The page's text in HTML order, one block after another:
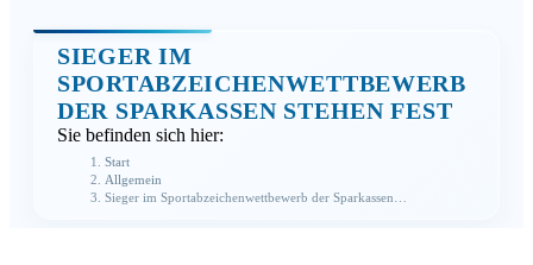
SIEGER IM
SPORTABZEICHEN­WETTBEWERB
DER SPARKASSEN STEHEN FEST
Sie befinden sich hier:
Start
Allgemein
Sieger im Sportabzeichen­wettbewerb der Sparkassen…